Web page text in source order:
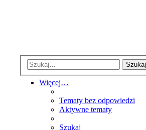
Szukaj
Więcej…
Tematy bez odpowiedzi
Aktywne tematy
Szukaj